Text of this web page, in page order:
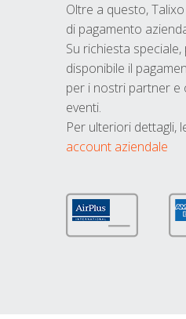
Oltre a questo,
di pagamento
Su richiesta
disponibile il
per i nostri partner e
eventi.
Per ulteriori dettagli,
account aziendale